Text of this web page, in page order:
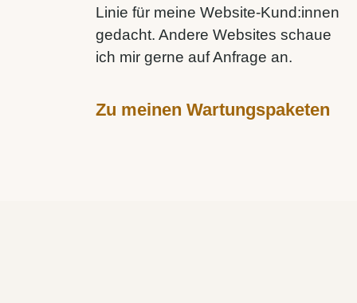
Linie für meine Website-Kund:innen
gedacht. Andere Websites schaue
ich mir gerne auf Anfrage an.
Zu meinen Wartungspaketen